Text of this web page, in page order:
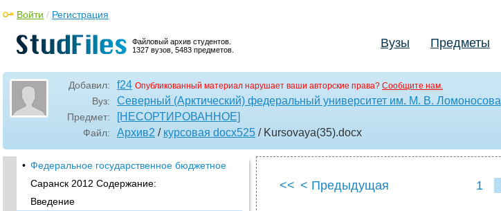
Файловый архив студентов.
1327 вузов, 5483 предметов.
Войти / Регистрация
Вузы Предметы
Добавил: f24 Опубликованный материал нарушает ваши авторские права? Сообщите нам.
Вуз: Северный (Арктический) федеральный университет им. М. В. Ломоносова
Предмет: [НЕСОРТИРОВАННОЕ]
Файл: Архив2 / курсовая docx525 / Kursovaya(35).docx
• Федеральное государственное бюджетное
Саранск 2012 Содержание:
Введение
<< < Предыдущая 1